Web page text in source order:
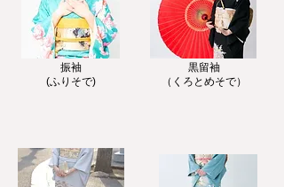
​振袖
(ふりそで)
黒留袖
​（くろとめそで）